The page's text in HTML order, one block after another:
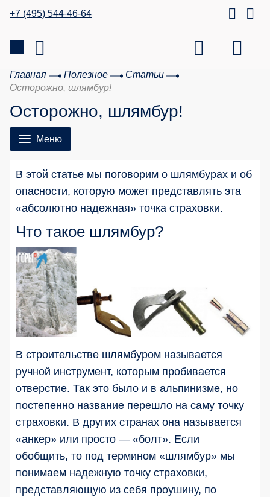
+7 (495) 544-46-64
Главная Полезное
Статьи
Осторожно, шлямбур!
Осторожно, шлямбур!
Меню
В этой статье мы поговорим о шлямбурах и об
опасности, которую может представлять эта
«абсолютно надежная» точка страховки.
Что такое шлямбур?
В строительстве шлямбуром называется
ручной инструмент, которым пробивается
отверстие. Так это было и в альпинизме, но
постепенно название перешло на саму точку
страховки. В других странах она называется
«анкер» или просто — «болт». Если
обобщить, то под термином «шлямбур» мы
понимаем надежную точку страховки,
представляющую из себя проушину, по